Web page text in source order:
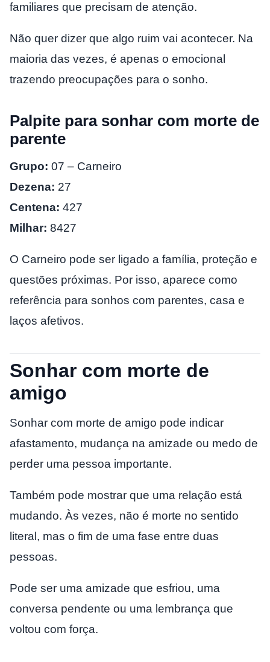
familiares que precisam de atenção.
Não quer dizer que algo ruim vai acontecer. Na
maioria das vezes, é apenas o emocional
trazendo preocupações para o sonho.
Palpite para sonhar com morte de
parente
Grupo: 07 – Carneiro
Dezena: 27
Centena: 427
Milhar: 8427
O Carneiro pode ser ligado a família, proteção e
questões próximas. Por isso, aparece como
referência para sonhos com parentes, casa e
laços afetivos.
Sonhar com morte de
amigo
Sonhar com morte de amigo pode indicar
afastamento, mudança na amizade ou medo de
perder uma pessoa importante.
Também pode mostrar que uma relação está
mudando. Às vezes, não é morte no sentido
literal, mas o fim de uma fase entre duas
pessoas.
Pode ser uma amizade que esfriou, uma
conversa pendente ou uma lembrança que
voltou com força.